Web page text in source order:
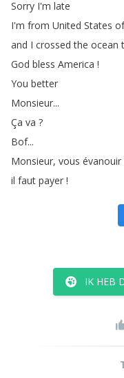
Sorry I'm late
I'm from United States of
and I crossed the ocean
God bless America !
You better
Monsieur...
Ça va ?
Bof...
Monsieur, vous évanouir
il faut payer !
IK HEB